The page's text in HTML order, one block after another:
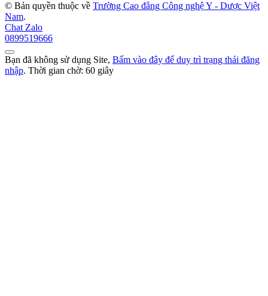
© Bản quyền thuộc về Trường Cao đẳng Công nghệ Y - Dược Việt
Nam.
Chat Zalo
0899519666
Bạn đã không sử dụng Site, Bấm vào đây để duy trì trạng thái đăng
nhập. Thời gian chờ: 60 giây